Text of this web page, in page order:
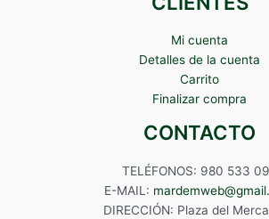
Mi cuenta
Detalles de la cuenta
Carrito
Finalizar compra
CONTACTO
TELÉFONOS: 980 533
E-MAIL:
DIRECCIÓN: Plaza del